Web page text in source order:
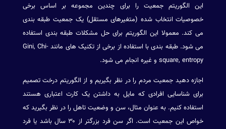
این الگوریتم جمعیت را برای چندین مجموعه بر اساس برخی
خصوصیات انتخاب شده (متغیرهای مستقل) یک جمعیت طبقه بندی
می کند. معمولا این الگوریتم برای حل مشکلات طبقه بندی استفاده
می شود. طبقه بندی با استفاده از برخی از تکنیک های مانند Gini, Chi-
square, entropy و غیره انجام می شود.
اجازه دهید جمعیت مردم را در نظر بگیریم و از الگوریتم درخت تصمیم
برای شناسایی افرادی که مایل به داشتن یک کارت اعتباری هستند
استفاده کنیم. به عنوان مثال، سن و وضعیت تاهل را در نظر بگیرید که
خواص این جمعیت است. اگر سن فرد بزرگتر از ۳۰ سال باشد یا فرد